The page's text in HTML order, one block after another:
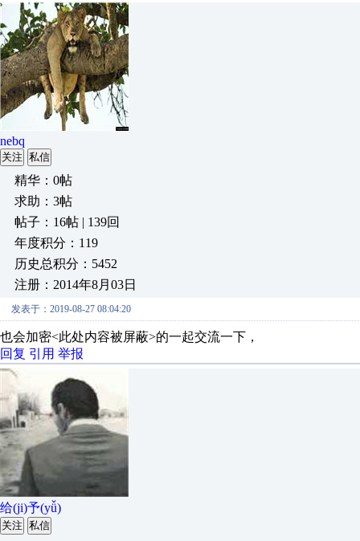
nebq
关注 私信
精华：0帖
求助：3帖
帖子：16帖 | 139回
年度积分：119
历史总积分：5452
注册：2014年8月03日
发表于：2019-08-27 08:04:20
也会加密<此处内容被屏蔽>的一起交流一下，
回复 引用 举报
给(ji)予(yǚ)
关注 私信